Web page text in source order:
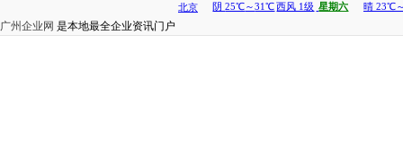
广州企业网 是本地最全企业资讯门户